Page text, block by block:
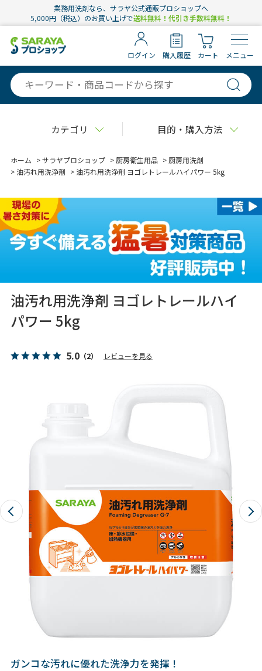
業務用洗剤なら、サラヤ公式通販プロショップへ
5,000円（税込）のお買い上げで送料無料！代引き手数料無料！
ログイン 購入履歴 カート メニュー
カテゴリ 目的・購入方法
ホーム >サラヤプロショップ > 厨房衛生用品 > 厨房用洗剤
>油汚れ用洗浄剤 >油汚れ用洗浄剤 ヨゴレトレールハイパワー 5kg
油汚れ用洗浄剤 ヨゴレトレールハイ
パワー 5kg
5.0（2） レビューを見る
ガンコな汚れに優れた洗浄力を発揮！